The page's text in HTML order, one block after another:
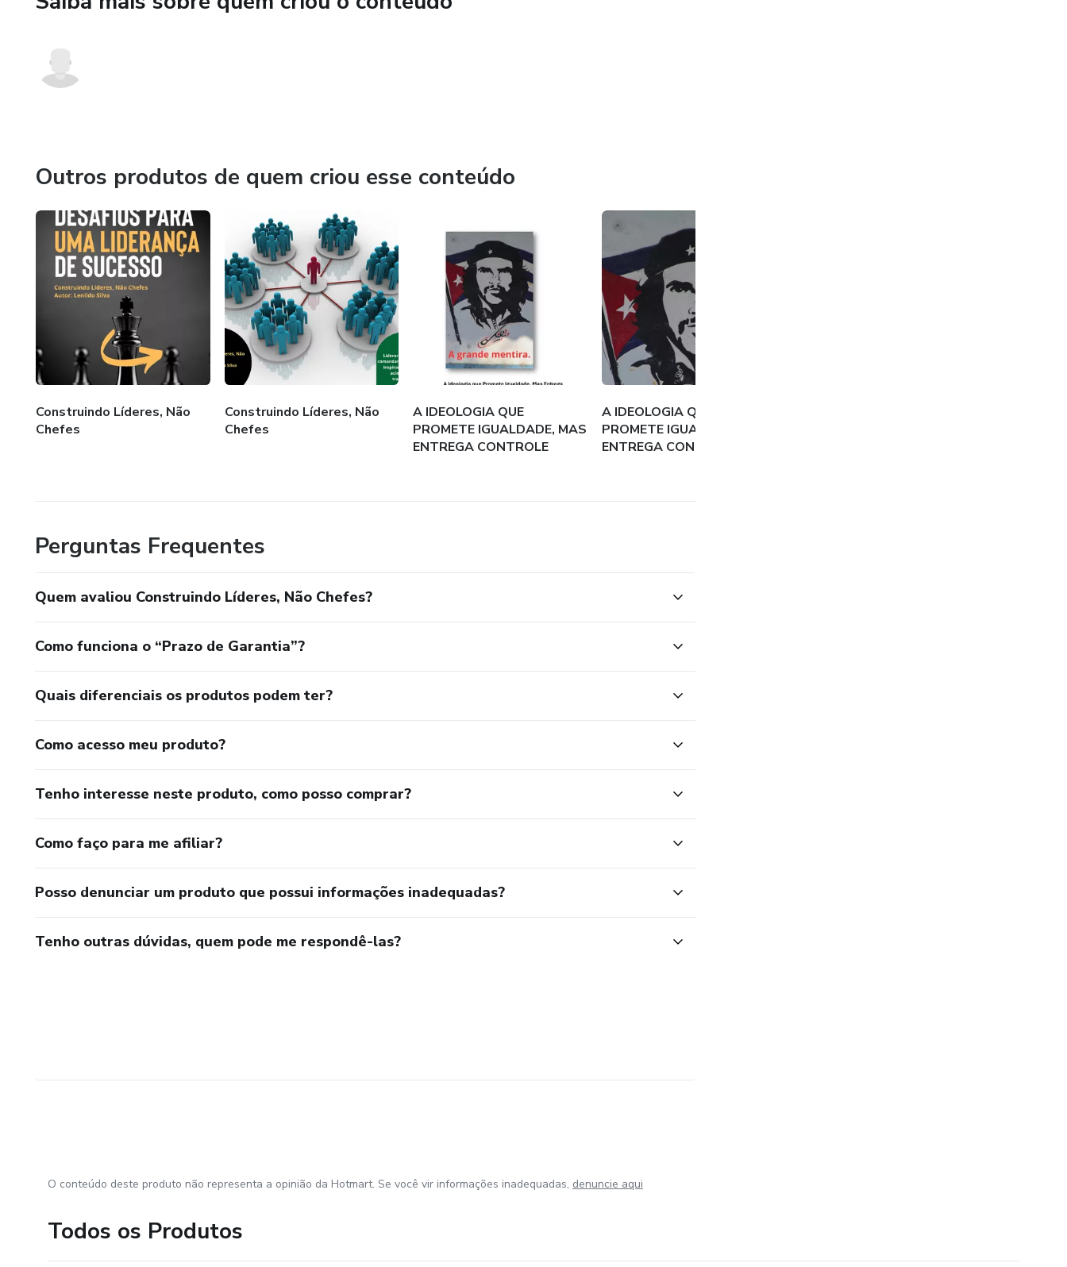
Outros produtos de quem criou esse conteúdo
Construindo Líderes, Não
Chefes
Construindo Líderes, Não
Chefes
A IDEOLOGIA QUE
PROMETE IGUALDADE, MAS
ENTREGA CONTROLE
A IDEOLOGIA QUE
PROMETE IGUALDADE, MAS
ENTREGA CONTROLE
Perguntas Frequentes
Quem avaliou Construindo Líderes, Não Chefes?
Como funciona o “Prazo de Garantia”?
Quais diferenciais os produtos podem ter?
Como acesso meu produto?
Tenho interesse neste produto, como posso comprar?
Como faço para me afiliar?
Posso denunciar um produto que possui informações inadequadas?
Tenho outras dúvidas, quem pode me respondê-las?
O conteúdo deste produto não representa a opinião da Hotmart. Se você vir informações inadequadas, denuncie aqui
Todos os Produtos